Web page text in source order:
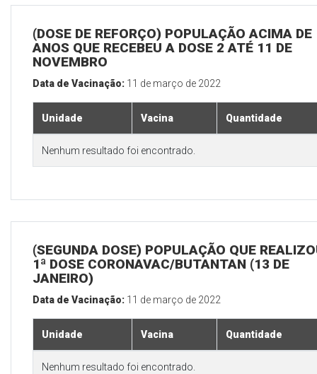
(DOSE DE REFORÇO) POPULAÇÃO ACIMA DE
ANOS QUE RECEBEU A DOSE 2 ATÉ 11 DE
NOVEMBRO
Data de Vacinação: 11 de março de 2022
Unidade Vacina Quantidade
Nenhum resultado foi encontrado.
(SEGUNDA DOSE) POPULAÇÃO QUE
1ª DOSE CORONAVAC/BUTANTAN (13 DE
JANEIRO)
Data de Vacinação: 11 de março de 2022
Unidade Vacina Quantidade
Nenhum resultado foi encontrado.